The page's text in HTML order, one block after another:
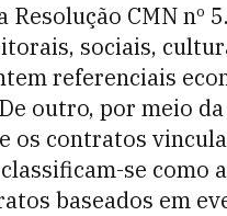
Resolução CMN
sociais,
referenciais
outro, por meio da
os contratos
se como
baseados em